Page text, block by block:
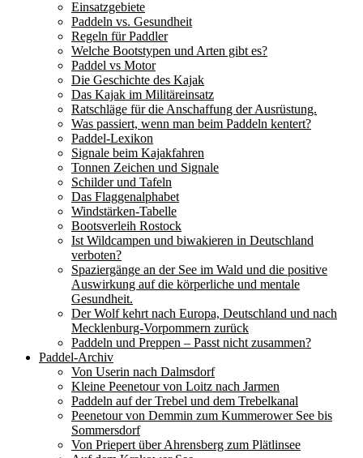
Einsatzgebiete
Paddeln vs. Gesundheit
Regeln für Paddler
Welche Bootstypen und Arten gibt es?
Paddel vs Motor
Die Geschichte des Kajak
Das Kajak im Militäreinsatz
Ratschläge für die Anschaffung der Ausrüstung.
Was passiert, wenn man beim Paddeln kentert?
Paddel-Lexikon
Signale beim Kajakfahren
Tonnen Zeichen und Signale
Schilder und Tafeln
Das Flaggenalphabet
Windstärken-Tabelle
Bootsverleih Rostock
Ist Wildcampen und biwakieren in Deutschland
verboten?
Spaziergänge an der See im Wald und die positive
Auswirkung auf die körperliche und mentale
Gesundheit.
Der Wolf kehrt nach Europa, Deutschland und nach
Mecklenburg-Vorpommern zurück
Paddeln und Preppen – Passt nicht zusammen?
Paddel-Archiv
Von Userin nach Dalmsdorf
Kleine Peenetour von Loitz nach Jarmen
Paddeln auf der Trebel und dem Trebelkanal
Peenetour von Demmin zum Kummerower See bis
Sommersdorf
Von Priepert über Ahrensberg zum Plätlinsee